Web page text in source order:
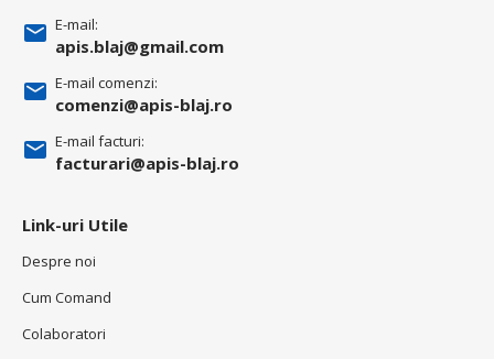
E-mail:
apis.blaj@gmail.com
E-mail comenzi:
comenzi@apis-blaj.ro
E-mail facturi:
facturari@apis-blaj.ro
Link-uri Utile
Despre noi
Cum Comand
Colaboratori